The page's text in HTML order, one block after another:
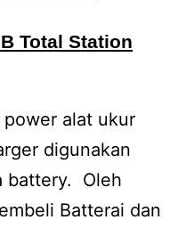
Total Station
alat ukur
digunakan
battery. Oleh
Batterai dan